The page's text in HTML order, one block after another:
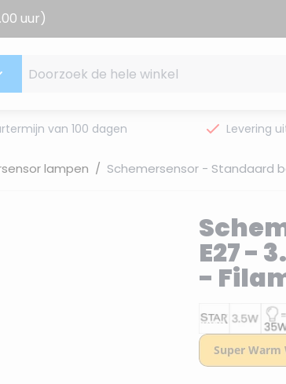
uur)
van 100 dagen Levering
lampen / Schemersensor - Standaard
E27 -
-